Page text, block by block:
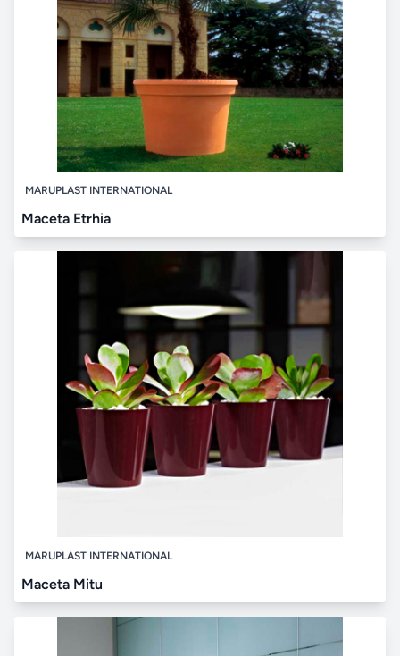
MARUPLAST INTERNATIONAL
Maceta Etrhia
MARUPLAST INTERNATIONAL
Maceta Mitu